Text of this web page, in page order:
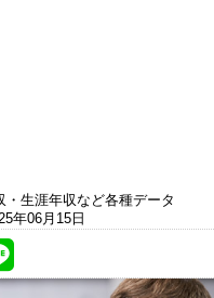
生涯年収など各種データ
年06月15日